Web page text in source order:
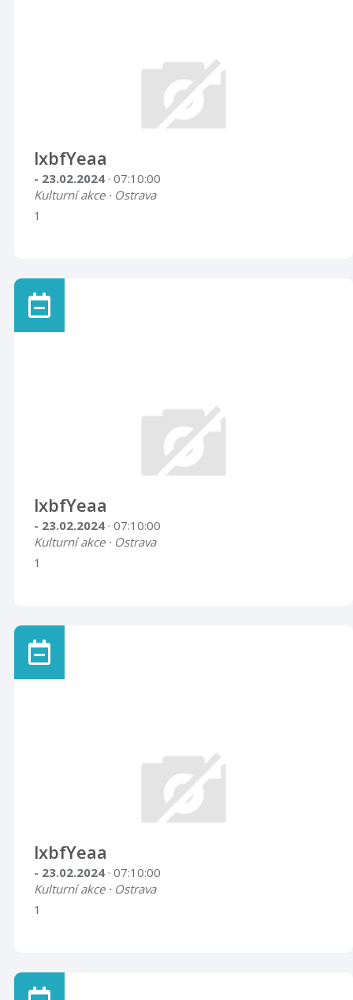
lxbfYeaa
- 23.02.2024 · 07:10:00
Kulturní akce · Ostrava
1
lxbfYeaa
- 23.02.2024 · 07:10:00
Kulturní akce · Ostrava
1
lxbfYeaa
- 23.02.2024 · 07:10:00
Kulturní akce · Ostrava
1